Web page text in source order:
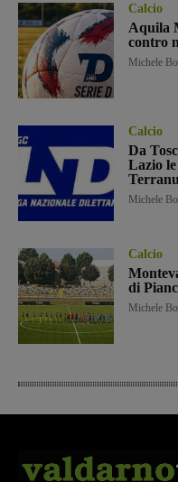
Calcio
Aquila
contro
Michele
Calcio
Da
Lazio
Michele
Calcio
di
Michele